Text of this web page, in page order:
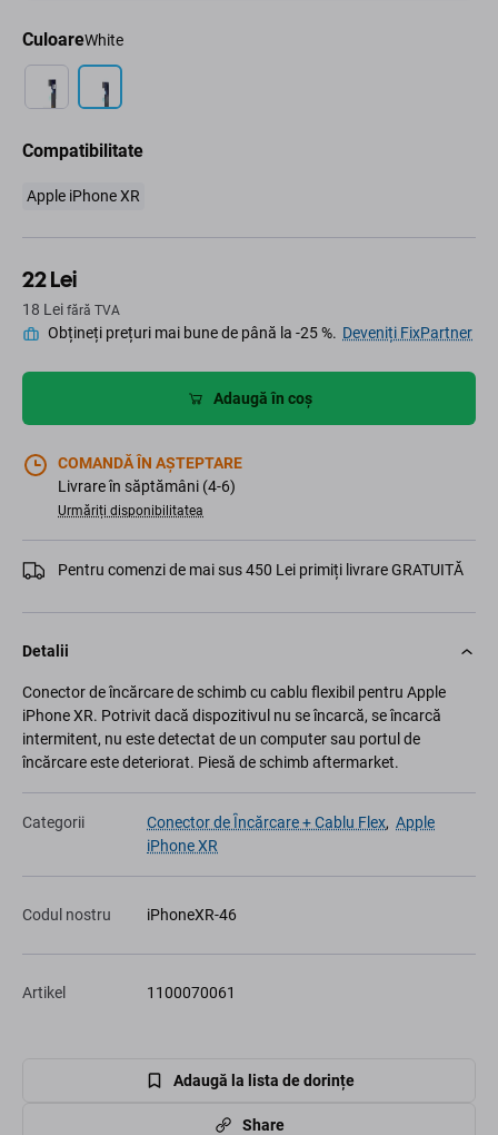
CuloareWhite
Compatibilitate
Apple iPhone XR
22 Lei
18 Lei fără TVA
Obțineți prețuri mai bune de până la -25 %. Deveniți FixPartner
Adaugă în coș
COMANDĂ ÎN AȘTEPTARE
Livrare în săptămâni (4-6)
Urmăriți disponibilitatea
Pentru comenzi de mai sus 450 Lei primiți livrare GRATUITĂ
Detalii
Conector de încărcare de schimb cu cablu flexibil pentru Apple
iPhone XR. Potrivit dacă dispozitivul nu se încarcă, se încarcă
intermitent, nu este detectat de un computer sau portul de
încărcare este deteriorat. Piesă de schimb aftermarket.
Categorii Conector de Ȋncărcare + Cablu Flex, Apple
iPhone XR
Codul nostru iPhoneXR-46
Artikel 1100070061
Adaugă la lista de dorințe
Share